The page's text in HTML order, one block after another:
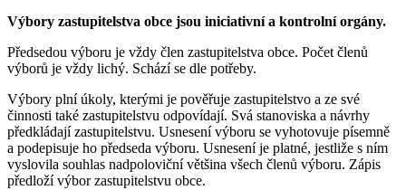
Výbory zastupitelstva obce jsou iniciativní a kontrolní orgány.
Předsedou výboru je vždy člen zastupitelstva obce. Počet členů
výborů je vždy lichý. Schází se dle potřeby.
Výbory plní úkoly, kterými je pověřuje zastupitelstvo a ze své
činnosti také zastupitelstvu odpovídají. Svá stanoviska a návrhy
předkládají zastupitelstvu. Usnesení výboru se vyhotovuje písemně
a podepisuje ho předseda výboru. Usnesení je platné, jestliže s ním
vyslovila souhlas nadpoloviční většina všech členů výboru. Zápis
předloží výbor zastupitelstvu obce.